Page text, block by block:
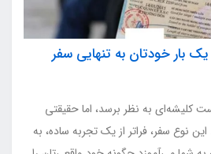
بار خودتان به تنهایی سفر
کلیشه‌ای به نظر برسد، اما حقیقتی
نوع سفر، فراتر از یک تجربه ساده، به